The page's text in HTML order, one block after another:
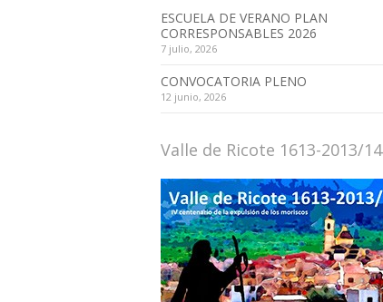
ESCUELA DE VERANO PLAN
CORRESPONSABLES 2026
7 julio, 2026
CONVOCATORIA PLENO
12 junio, 2026
Valle de Ricote 1613-2013/14